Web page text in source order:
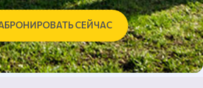
СЕЙЧАС